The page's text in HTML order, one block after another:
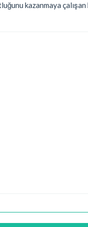
kazanmaya çalışan